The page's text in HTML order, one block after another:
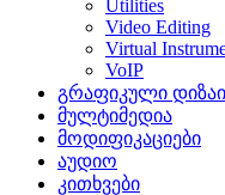
Utilities
Video Editing
Virtual
VoIP
გრაფიკული
მულტიმედია
მოდიფიკაციები
აუდიო
კითხვები